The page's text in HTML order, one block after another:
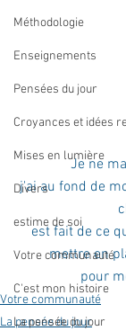
Méthodologie
Enseignements
Pensées du jour
Croyances et idées
Mises en lumière
Divers
estime de soi
Votre communauté
C'est mon histoire
La pensée du jour
Je ne
j'ai au fond de
est fait de ce
mettre en
pour
Votre communauté
La pensée du jour